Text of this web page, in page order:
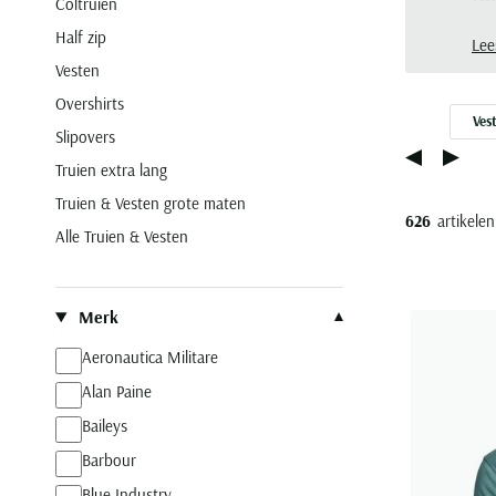
Half zip
Vesten
Overshirts
Slipovers
Truien extra lang
Truien & Vesten grote maten
Alle Truien & Vesten
Merk
Aeronautica Militare
Alan Paine
Baileys
Barbour
626 artikelen